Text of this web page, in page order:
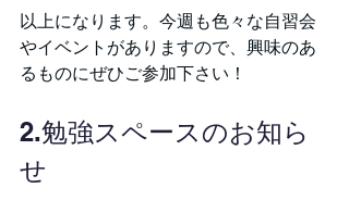
以上になります。今週も色々な自習会
やイベントがありますので、興味のあ
るものにぜひご参加下さい！
2.勉強スペースのお知ら
せ